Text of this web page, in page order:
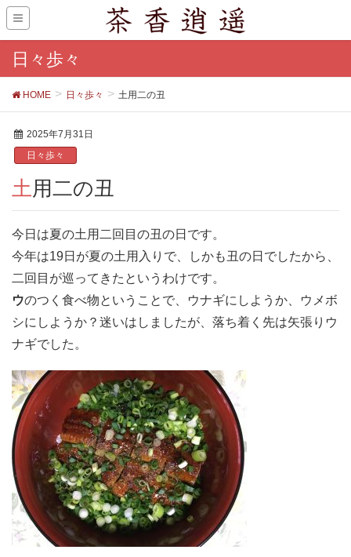
日々歩々
HOME 日々歩々 土用二の丑
2025年7月31日
日々歩々
土用二の丑
今日は夏の土用二回目の丑の日です。
今年は19日が夏の土用入りで、しかも丑の日でしたから、
二回目が巡ってきたというわけです。
ウのつく食べ物ということで、ウナギにしようか、ウメボ
シにしようか？迷いはしましたが、落ち着く先は矢張りウ
ナギでした。